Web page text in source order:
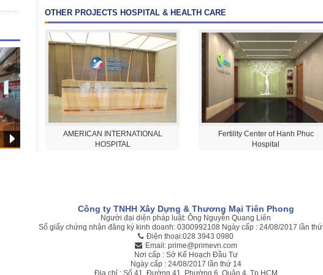
OTHER PROJECTS HOSPITAL & HEALTH CARE
AMERICAN INTERNATIONAL
HOSPITAL
Fertility Center of Hanh Phuc
Hospital
Công ty TNHH Xây Dựng & Thương Mại Tiên Phong
Người đại diện pháp luật: Ông Nguyễn Quang Liên
Số giấy chứng nhận đăng ký kinh doanh: 0300992108 Ngày cấp : 24/08/2017 lần
Điện thoại:028 3943 0980
Email: prime@primevn.com
Nơi cấp : Sở Kế Hoạch Đầu Tư
Ngày cấp : 24/08/2017 lần thứ 14
Địa chỉ : Số 41, Đường 41, Phường 6, Quận 4, Tp.HCM